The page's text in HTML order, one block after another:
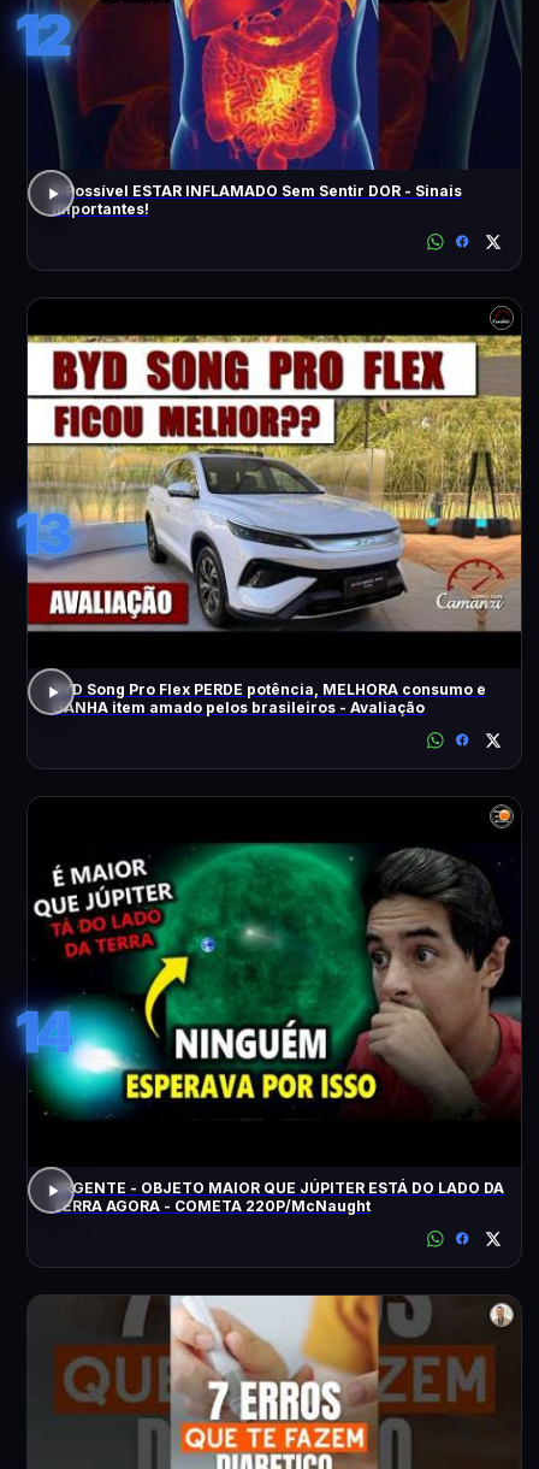
12
É Possível ESTAR INFLAMADO Sem Sentir DOR - Sinais
Importantes!
13
BYD Song Pro Flex PERDE potência, MELHORA consumo e
GANHA item amado pelos brasileiros - Avaliação
14
URGENTE - OBJETO MAIOR QUE JÚPITER ESTÁ DO LADO DA
TERRA AGORA - COMETA 220P/McNaught